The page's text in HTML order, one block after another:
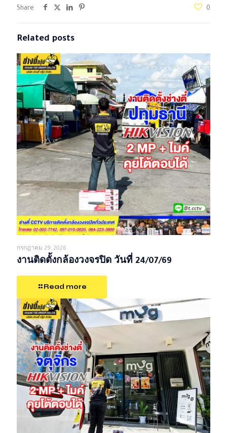
Share 0
Related posts
กรกฎาคม 29, 2026
งานติดตั้งกล้องวงจรปิด วันที่ 24/07/69
Read more